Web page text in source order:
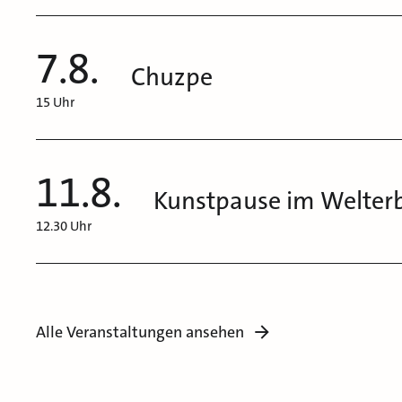
7.8.
15 Uhr
Chuzpe
11.8.
12.30 Uhr
Kunstpause im
Alle Veranstaltungen ansehen